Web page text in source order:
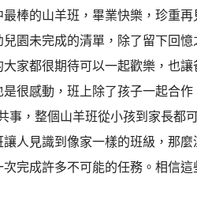
棒的山羊班，畢業快樂，珍重
園未完成的清單，除了留下回
家都很期待可以一起歡樂，也
很感動，班上除了孩子一起合
，整個山羊班從小孩到家長都
人見識到像家一樣的班級，那
完成許多不可能的任務。相信